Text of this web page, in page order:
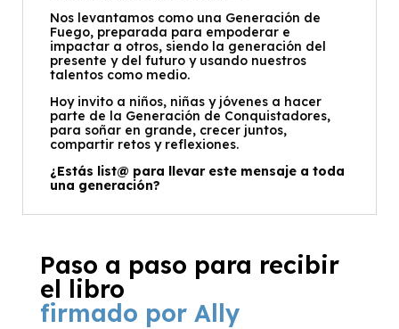
Nos levantamos como una Generación de
Fuego, preparada para empoderar e
impactar a otros, siendo la generación del
presente y del futuro y usando nuestros
talentos como medio.
Hoy invito a niños, niñas y jóvenes a hacer
parte de la Generación de Conquistadores,
para soñar en grande, crecer juntos,
compartir retos y reflexiones.
¿Estás list@ para llevar este mensaje a toda
una generación?
Paso a paso para recibir
el libro
firmado por Ally